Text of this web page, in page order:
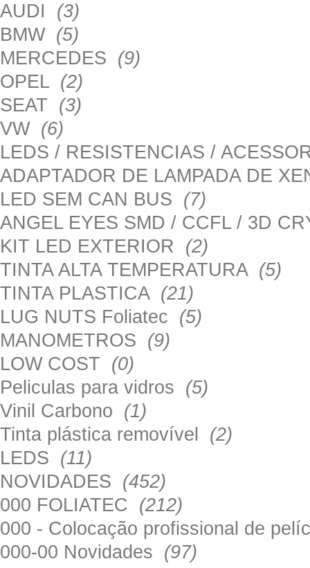
AUDI (3)
BMW (5)
MERCEDES (9)
OPEL (2)
SEAT (3)
VW (6)
LEDS / RESISTENCIAS /
ADAPTADOR DE LAMPADA DE
LED SEM CAN BUS (7)
ANGEL EYES SMD / CCFL / 3D
KIT LED EXTERIOR (2)
TINTA ALTA TEMPERATURA (5)
TINTA PLASTICA (21)
LUG NUTS Foliatec (5)
MANOMETROS (9)
LOW COST (0)
Peliculas para vidros (5)
Vinil Carbono (1)
Tinta plástica removível (2)
LEDS (11)
NOVIDADES (452)
000 FOLIATEC (212)
000 - Colocação profissional de
000-00 Novidades (97)